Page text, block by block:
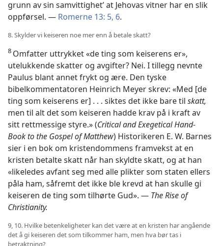
grunn av sin samvittighet’ at Jehovas vitner har en slik
oppførsel. — Romerne 13: 5, 6.
8. Skylder vi keiseren noe mer enn å betale skatt?
8 Omfatter uttrykket «de ting som keiserens er»,
utelukkende skatter og avgifter? Nei. I tillegg nevnte
Paulus blant annet frykt og ære. Den tyske
bibelkommentatoren Heinrich Meyer skrev: «Med [de
ting som keiserens er] . . . siktes det ikke bare til skatt,
men til alt det som keiseren hadde krav på i kraft av
sitt rettmessige styre.» (Critical and Exegetical Hand-
Book to the Gospel of Matthew) Historikeren E. W. Barnes
sier i en bok om kristendommens framvekst at en
kristen betalte skatt når han skyldte skatt, og at han
«likeledes avfant seg med alle plikter som staten ellers
påla ham, såfremt det ikke ble krevd at han skulle gi
keiseren de ting som tilhørte Gud». — The Rise of
Christianity.
9, 10. Hvilke betenkeligheter kan det være at en kristen har angående
det å gi keiseren det som tilkommer ham, men hva bør tas i
betraktning?